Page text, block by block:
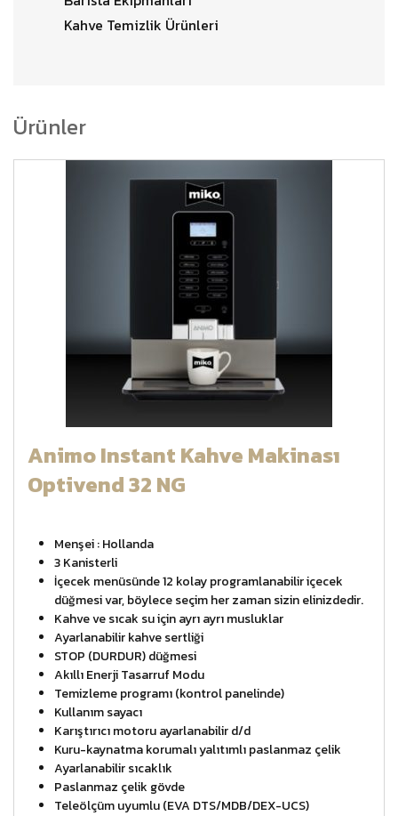
Kahve Temizlik Ürünleri
Ürünler
Animo Instant Kahve Makinası
Optivend 32 NG
Menşei : Hollanda
3 Kanisterli
İçecek menüsünde 12 kolay programlanabilir içecek
düğmesi var, böylece seçim her zaman sizin elinizdedir.
Kahve ve sıcak su için ayrı ayrı musluklar
Ayarlanabilir kahve sertliği
STOP (DURDUR) düğmesi
Akıllı Enerji Tasarruf Modu
Temizleme programı (kontrol panelinde)
Kullanım sayacı
Karıştırıcı motoru ayarlanabilir d/d
Kuru-kaynatma korumalı yalıtımlı paslanmaz çelik
Ayarlanabilir sıcaklık
Paslanmaz çelik gövde
Teleölçüm uyumlu (EVA DTS/MDB/DEX-UCS)